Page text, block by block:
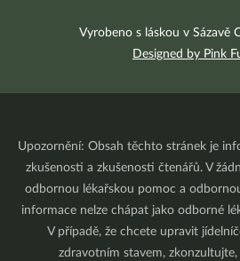
Vyrobeno s láskou v Sázavě
Designed by Pink
Upozornění: Obsah těchto stránek je
zkušenosti a zkušenosti čtenářů. V
odbornou lékařskou pomoc a
informace nelze chápat jako odborné
V případě, že chcete upravit
zdravotním stavem,